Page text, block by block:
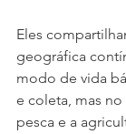
Eles
geográfica
modo de vida
e coleta, mas
pesca e a